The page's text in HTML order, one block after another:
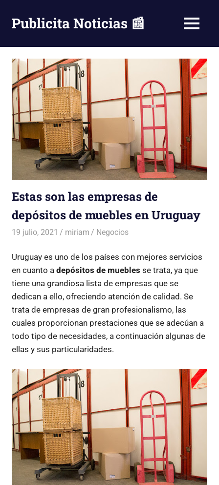
contenido
Publicita Noticias 📰 MENÚ
Estas son las empresas de
depósitos de muebles en Uruguay
19 julio, 2021 miriam Negocios
Uruguay es uno de los países con mejores servicios
en cuanto a depósitos de muebles se trata, ya que
tiene una grandiosa lista de empresas que se
dedican a ello, ofreciendo atención de calidad. Se
trata de empresas de gran profesionalismo, las
cuales proporcionan prestaciones que se adecúan a
todo tipo de necesidades, a continuación algunas de
ellas y sus particularidades.